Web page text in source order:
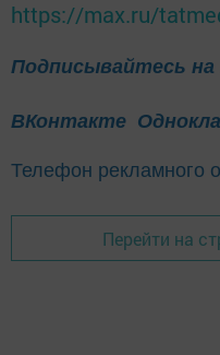
https://max.ru/
Подписывайтесь на
ВКонтакте
Телефон рекламного
Перейти на